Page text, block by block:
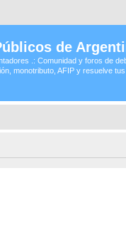
de
.: Comunidad y foros de
monotributo, AFIP y resuelve